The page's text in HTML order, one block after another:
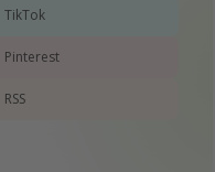
TikTok
Pinterest
RSS